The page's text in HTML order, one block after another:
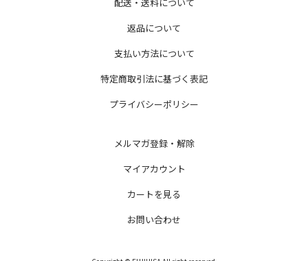
配送・送料について
返品について
支払い方法について
特定商取引法に基づく表記
プライバシーポリシー
メルマガ登録・解除
マイアカウント
カートを見る
お問い合わせ